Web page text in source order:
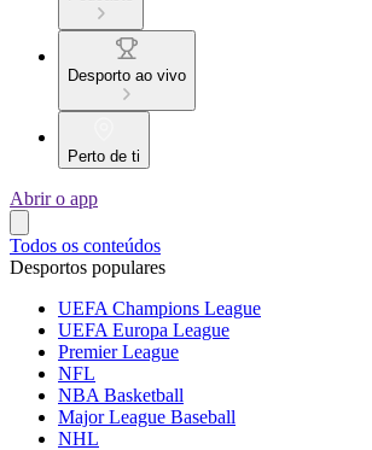
Desporto ao vivo
Perto de ti
Abrir o app
Todos os conteúdos
Desportos populares
UEFA Champions League
UEFA Europa League
Premier League
NFL
NBA Basketball
Major League Baseball
NHL